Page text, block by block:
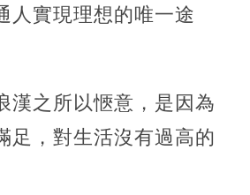
人實現理想的唯一途
漢之所以愜意，是因為
足，對生活沒有過高的